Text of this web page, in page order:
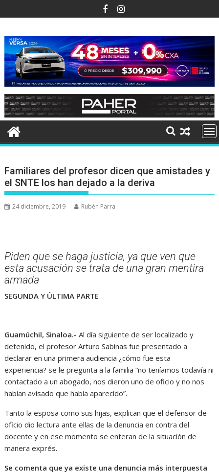
al
Familiares del profesor dicen que amistades y
el SNTE los han dejado a la deriva
24 diciembre, 2019 Rubén Parra
Piden que se haga justicia, ya que ven que
esta acusación se trata de una gran mentira
armada
SEGUNDA Y ÚLTIMA PARTE
Guamúchil, Sinaloa.- Al día siguiente de ser localizado y
detenido, el profesor Arturo Sabinas fue presentado a
declarar en una primera audiencia ¿cómo fue esta
experiencia? se le pregunta a la familia “no teníamos todavía ni
contactado a un abogado, nos dieron uno de oficio y no nos
habían avisado que había aparecido”.
Tanto la esposa como sus hijas, explican que el defensor de
oficio dio lectura ante ellas de la denuncia en contra del
docente y en ese momento se enteran de la situación de
manera exprés.
Se comenta que ya existe una denuncia más interpuesta